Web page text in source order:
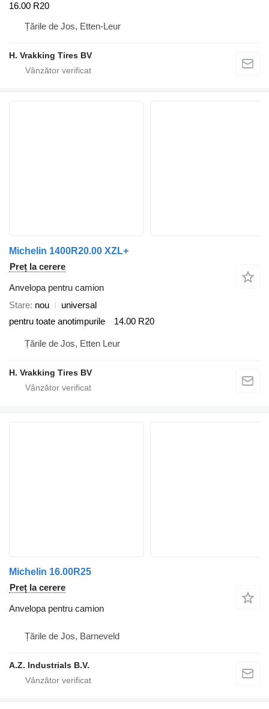
16.00 R20
Țările de Jos, Etten-Leur
H. Vrakking Tires BV
Michelin 1400R20.00 XZL+
Preț la cerere
Anvelopa pentru camion
Stare nou
universal
pentru toate anotimpurile
14.00 R20
Țările de Jos, Etten Leur
H. Vrakking Tires BV
Michelin 16.00R25
Preț la cerere
Anvelopa pentru camion
Țările de Jos, Barneveld
A.Z. Industrials B.V.